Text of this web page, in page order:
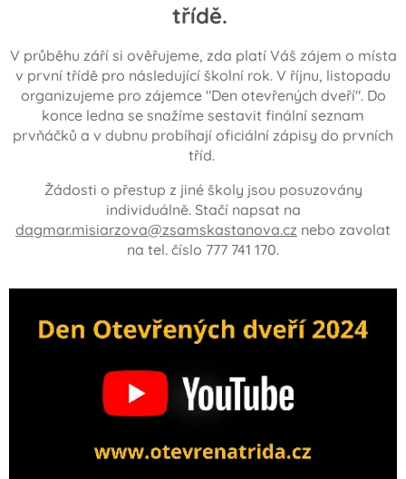
třídě.
V průběhu září si ověřujeme, zda platí Váš zájem o místa
v první třídě pro následující školní rok. V říjnu, listopadu
organizujeme pro zájemce "Den otevřených dveří". Do
konce ledna se snažíme sestavit finální seznam
prvňáčků a v dubnu probíhají oficiální zápisy do prvních
tříd.
Žádosti o přestup z jiné školy jsou posuzovány
individuálně. Stačí napsat na
dagmar.misiarzova@zsamskastanova.cz nebo zavolat
na tel. číslo 777 741 170.